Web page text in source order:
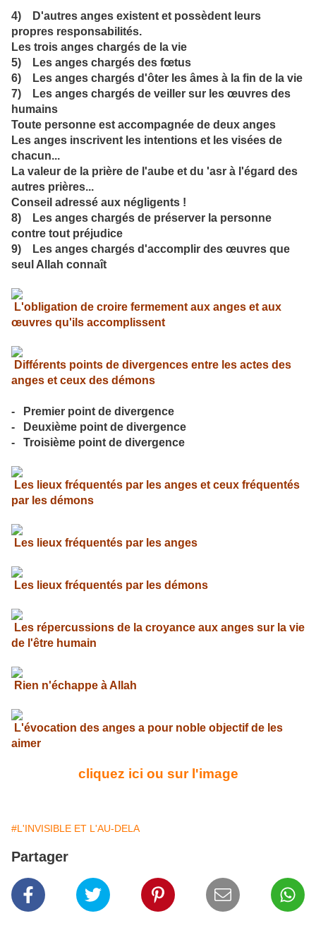
4) D'autres anges existent et possèdent leurs
propres responsabilités.
Les trois anges chargés de la vie
5) Les anges chargés des fœtus
6) Les anges chargés d'ôter les âmes à la fin de la vie
7) Les anges chargés de veiller sur les œuvres des
humains
Toute personne est accompagnée de deux anges
Les anges inscrivent les intentions et les visées de
chacun...
La valeur de la prière de l'aube et du 'asr à l'égard des
autres prières...
Conseil adressé aux négligents !
8) Les anges chargés de préserver la personne
contre tout préjudice
9) Les anges chargés d'accomplir des œuvres que
seul Allah connaît
L'obligation de croire fermement aux anges et aux
œuvres qu'ils accomplissent
Différents points de divergences entre les actes des
anges et ceux des démons
- Premier point de divergence
- Deuxième point de divergence
- Troisième point de divergence
Les lieux fréquentés par les anges et ceux fréquentés
par les démons
Les lieux fréquentés par les anges
Les lieux fréquentés par les démons
Les répercussions de la croyance aux anges sur la vie
de l'être humain
Rien n'échappe à Allah
L'évocation des anges a pour noble objectif de les
aimer
cliquez ici ou sur l'image
#L'INVISIBLE ET L'AU-DELA
Partager